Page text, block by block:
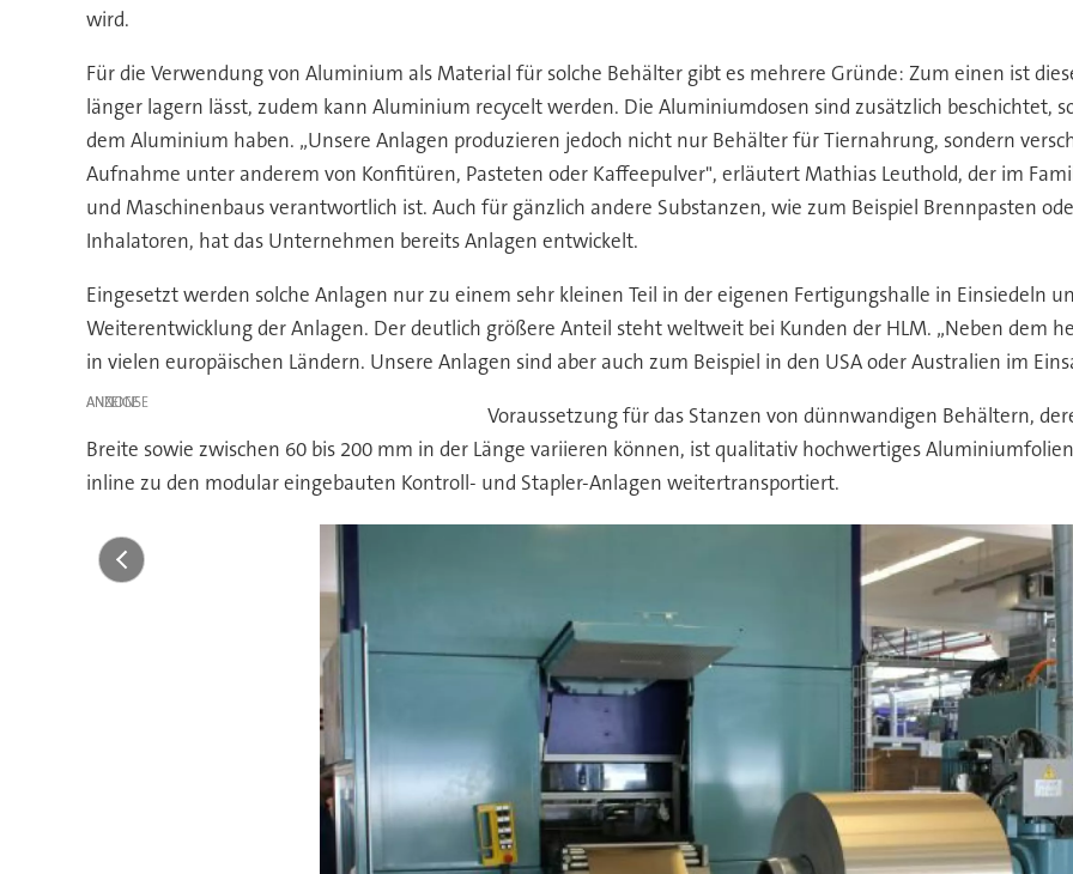
wird.
Für die Verwendung von Aluminium als Material für solche Behälter gibt es mehrere Gründe: Zum einen ist
länger lagern lässt, zudem kann Aluminium recycelt werden. Die Aluminiumdosen sind zusätzlich beschichtet,
dem Aluminium haben. „Unsere Anlagen produzieren jedoch nicht nur Behälter für Tiernahrung, sondern
Aufnahme unter anderem von Konfitüren, Pasteten oder Kaffeepulver", erläutert Mathias Leuthold, der im
und Maschinenbaus verantwortlich ist. Auch für gänzlich andere Substanzen, wie zum Beispiel Brennpasten
Inhalatoren, hat das Unternehmen bereits Anlagen entwickelt.
Eingesetzt werden solche Anlagen nur zu einem sehr kleinen Teil in der eigenen Fertigungshalle in Einsiedeln
Weiterentwicklung der Anlagen. Der deutlich größere Anteil steht weltweit bei Kunden der HLM. „Neben dem
in vielen europäischen Ländern. Unsere Anlagen sind aber auch zum Beispiel in den USA oder Australien im
ANZEIGE
Voraussetzung für das Stanzen von dünnwandigen Behältern,
Breite sowie zwischen 60 bis 200 mm in der Länge variieren können, ist qualitativ hochwertiges
inline zu den modular eingebauten Kontroll- und Stapler-Anlagen weitertransportiert.